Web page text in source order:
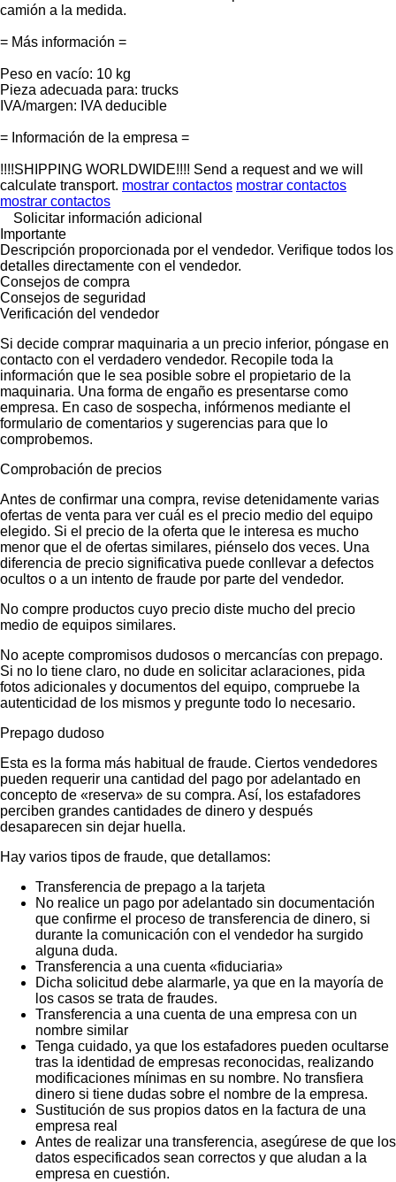
camión a la medida.
= Más información =
Peso en vacío: 10 kg
Pieza adecuada para: trucks
IVA/margen: IVA deducible
= Información de la empresa =
!!!!SHIPPING WORLDWIDE!!!! Send a request and we will
calculate transport. mostrar contactos mostrar contactos
mostrar contactos
Solicitar información adicional
Importante
Descripción proporcionada por el vendedor. Verifique todos los
detalles directamente con el vendedor.
Consejos de compra
Consejos de seguridad
Verificación del vendedor
Si decide comprar maquinaria a un precio inferior, póngase en
contacto con el verdadero vendedor. Recopile toda la
información que le sea posible sobre el propietario de la
maquinaria. Una forma de engaño es presentarse como
empresa. En caso de sospecha, infórmenos mediante el
formulario de comentarios y sugerencias para que lo
comprobemos.
Comprobación de precios
Antes de confirmar una compra, revise detenidamente varias
ofertas de venta para ver cuál es el precio medio del equipo
elegido. Si el precio de la oferta que le interesa es mucho
menor que el de ofertas similares, piénselo dos veces. Una
diferencia de precio significativa puede conllevar a defectos
ocultos o a un intento de fraude por parte del vendedor.
No compre productos cuyo precio diste mucho del precio
medio de equipos similares.
No acepte compromisos dudosos o mercancías con prepago.
Si no lo tiene claro, no dude en solicitar aclaraciones, pida
fotos adicionales y documentos del equipo, compruebe la
autenticidad de los mismos y pregunte todo lo necesario.
Prepago dudoso
Esta es la forma más habitual de fraude. Ciertos vendedores
pueden requerir una cantidad del pago por adelantado en
concepto de «reserva» de su compra. Así, los estafadores
perciben grandes cantidades de dinero y después
desaparecen sin dejar huella.
Hay varios tipos de fraude, que detallamos:
Transferencia de prepago a la tarjeta
No realice un pago por adelantado sin documentación
que confirme el proceso de transferencia de dinero, si
durante la comunicación con el vendedor ha surgido
alguna duda.
Transferencia a una cuenta «fiduciaria»
Dicha solicitud debe alarmarle, ya que en la mayoría de
los casos se trata de fraudes.
Transferencia a una cuenta de una empresa con un
nombre similar
Tenga cuidado, ya que los estafadores pueden ocultarse
tras la identidad de empresas reconocidas, realizando
modificaciones mínimas en su nombre. No transfiera
dinero si tiene dudas sobre el nombre de la empresa.
Sustitución de sus propios datos en la factura de una
empresa real
Antes de realizar una transferencia, asegúrese de que los
datos especificados sean correctos y que aludan a la
empresa en cuestión.